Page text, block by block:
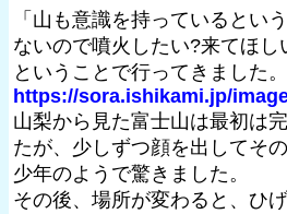
「山も意識を持っているとい
ないので噴火したい?来てほし
ということで行ってきました。
https://sora.ishikami.jp/
山梨から見た富士山は最初は
たが、少しずつ顔を出してそ
少年のようで驚きました。
その後、場所が変わると、ひ